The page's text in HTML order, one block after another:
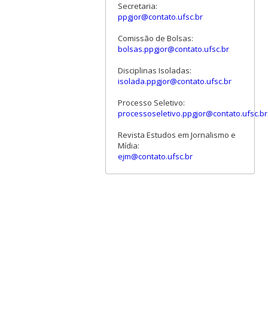
Secretaria:
ppgjor@contato.ufsc.br
Comissão de Bolsas:
bolsas.ppgjor@contato.ufsc.br
Disciplinas Isoladas:
isolada.ppgjor@contato.ufsc.br
Processo Seletivo:
processoseletivo.ppgjor@contato.ufsc.br
Revista Estudos em Jornalismo e
Mídia:
ejm@contato.ufsc.br